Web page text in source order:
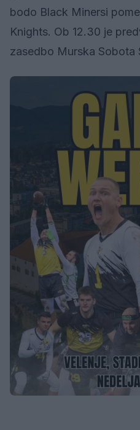
bodo Black Minersi
Knights. Ob 12.30 je
zasedbo Murska Sobota